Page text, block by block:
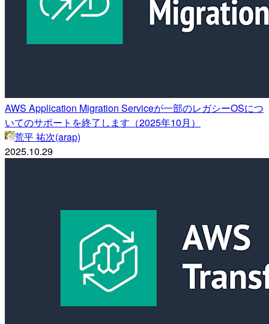
AWS Application Migration Serviceが一部のレガシーOSにつ
いてのサポートを終了します（2025年10月）
荒平 祐次(arap)
2025.10.29